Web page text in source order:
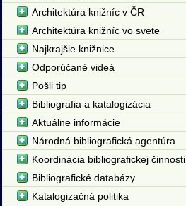
Architektúra knižníc v ČR
Architektúra knižníc vo svete
Najkrajšie knižnice
Odporúčané videá
Pošli tip
Bibliografia a katalogizácia
Aktuálne informácie
Národná bibliografická agentúra
Koordinácia bibliografickej činnosti
Bibliografické databázy
Katalogizačná politika